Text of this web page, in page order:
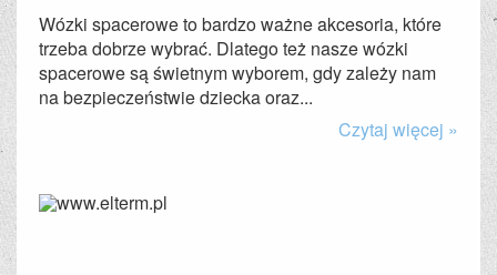
Wózki spacerowe to bardzo ważne akcesoria, które
trzeba dobrze wybrać. Dlatego też nasze wózki
spacerowe są świetnym wyborem, gdy zależy nam
na bezpieczeństwie dziecka oraz...
Czytaj więcej »